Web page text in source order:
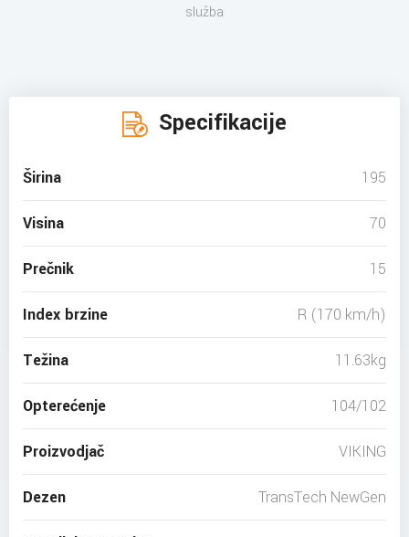
služba
Specifikacije
Širina 195
Visina 70
Prečnik 15
Index brzine R (170 km/h)
Težina 11.63kg
Opterećenje 104/102
Proizvodjač VIKING
Dezen TransTech NewGen